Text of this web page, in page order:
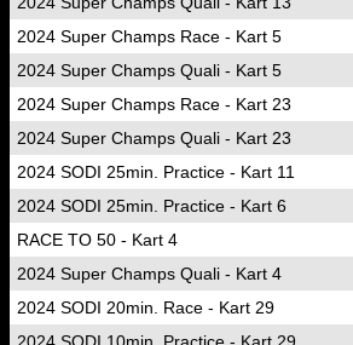
2024 Super Champs Race - Kart 5
2024 Super Champs Quali - Kart 5
2024 Super Champs Race - Kart 23
2024 Super Champs Quali - Kart 23
2024 SODI 25min. Practice - Kart 11
2024 SODI 25min. Practice - Kart 6
RACE TO 50 - Kart 4
2024 Super Champs Quali - Kart 4
2024 SODI 20min. Race - Kart 29